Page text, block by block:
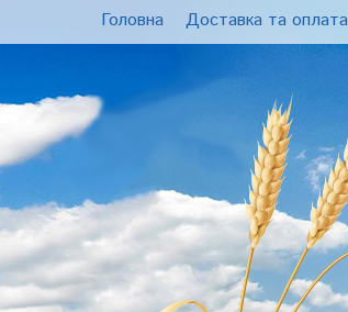
Головна Доставка та оплата